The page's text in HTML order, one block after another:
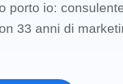
porto io:
33 anni di